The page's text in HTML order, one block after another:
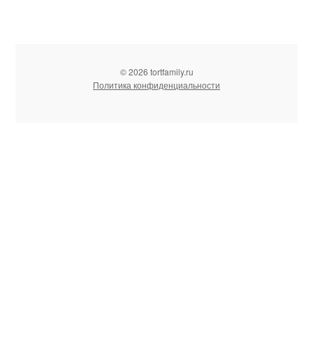
© 2026 tortfamily.ru
Политика конфиденциальности